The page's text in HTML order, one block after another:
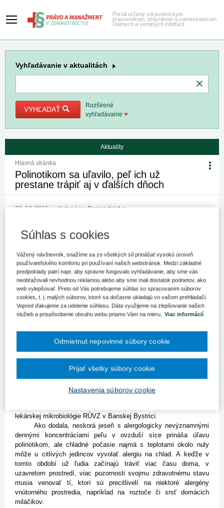
Portál určený zdravotníckym
pracovníkom, právnikom a zamestnancom
štátnych a verejných inštitúcií
Vyhľadávanie v aktualitách
VYHĽADAŤ
Rozšírené
vyhľadávanie
Aktuality
Hlavná stránka
Polinotikom sa uľavilo, peľ ich už
prestane trápiť aj v ďalších dňoch
23. 10. 2015 Kategória: Spravodajstvo
prevratné zmeny. Prognóza na nasledujúce dni je pre polinotikov
Banská Bystrica 23. októbra (TASR) – Koniec októbra a november
už neprinesú v peľovej situácii žiadne prevratné zmeny. Prognóza
na nasledujúce dni je pre polinotikov priaznivá. Konštatovala to
hovorkyňa Regionálneho úradu verejného zdravotníctva (RÚVZ) v
Banskej Bystrici Mária Tolnayová.
Výrazné ochladenie a zrážková činnosť priniesli so sebou v
Slovenska. Peľ inváznej ambrózie, ktorý je najvýznamnejším
alergénom aj neskorej jesene, dosiahol najvyššie koncentrácie v
mrlíkov i rastlín z čeľade astrovitých a pŕhľavovitých.
"Koniec októbra a november neprinesú žiadne prevratné
zmeny. V ovzduší sa bude vyskytovať už len minimum peľu a
vplyvom nočných mrazíkov aj stále sa znižujúce denné
lekárskej mikrobiológie RÚVZ v Banskej Bystrici.
Ako dodala, neskorá jeseň s alergologicky nevýznamnými
dennými koncentráciami peľu v ovzduší síce prináša úľavu
polinotikom, ale chladné počasie najmä s teplotami okolo nuly
môže u citlivých jedincov vyvolať alergiu na chlad. A keďže v
tomto období už ľudia začínajú tráviť viac času doma, v
uzavretom prostredí, viac pozornosti svojmu zdravotnému stavu
musia venovať tí, ktorí sú precitlivelí na niektoré alergény
vnútorného prostredia, napríklad na roztoče či srsť domácich
miláčikov.
Súhlas s cookies
Vážený návštevník, snažíme sa zo všetkých síl prinášať vysokú úroveň
používateľského komfortu pri používaní našich webstránok. Medzi základné
predpoklady patrí napr. aby správne fungovalo vyhľadávanie, aby sme vás
neobťažovali nevhodnou reklamou alebo aby sme mali dostatok podnetov, ako
web vylepšovať. Preto od Vás potrebujeme súhlas so spracovaním súborov
cookies, t. j. malých súborov, ktoré sa dočasne ukladajú vo vašom prehliadači.
Vopred ďakujeme za udelenie súhlasu. Dáta využijeme na zlepšovanie našich
služieb a prispôsobenie obsahu webu priamo Vám na mieru. Viac informácií
Nastavenia súborov cookie
Odmietnut nepovinné súbory cookie
Prijať všetky súbory cookie